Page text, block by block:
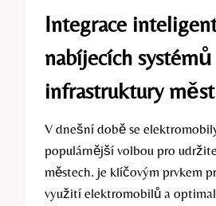
Integrace
nabíjecích
infrastruktury měst
V dnešní době se
populárnější volbou pro
městech. je klíčovým prvkem
využití elektromobilů a